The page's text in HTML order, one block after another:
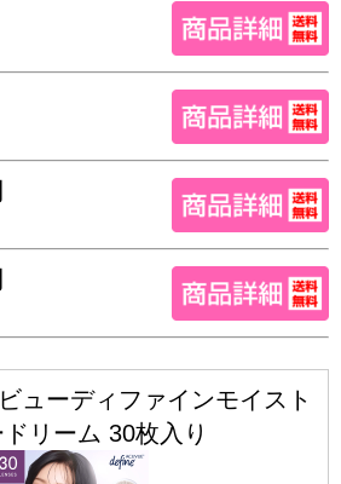
ューディファインモイスト
リーム 30枚入り